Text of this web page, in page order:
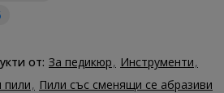
от: За педикюр
Инструменти
пили Пили със сменящи се абразиви